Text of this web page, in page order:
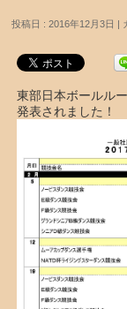
投稿日 : 2016年12月3日 |
東部日本ボールル
発表されました！